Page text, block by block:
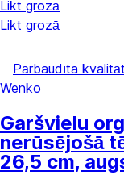
Likt grozā
Likt grozā
Pārbaudīta
Wenko
Garšvielu
nerūsējošā
26,5 cm,